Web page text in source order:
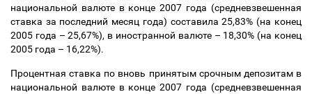
национальной валюте в конце 2007 года (средневзвешенная
ставка за последний месяц года) составила 25,83% (на конец
2005 года – 25,67%), в иностранной валюте – 18,30% (на конец
2005 года – 16,22%).
Процентная ставка по вновь принятым срочным депозитам в
национальной валюте в конце 2007 года (средневзвешенная